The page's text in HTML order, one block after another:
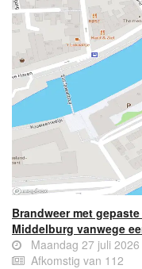
Brandweer met
Middelburg vanwege
Maandag 27 juli
Afkomstig van 112